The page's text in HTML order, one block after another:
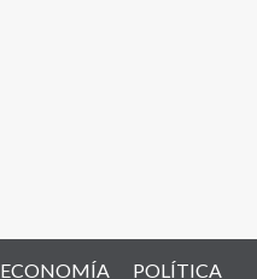
ECONOMÍA POLÍTICA